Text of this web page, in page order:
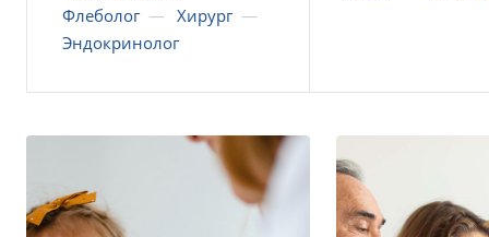
Флеболог — Хирург —
Эндокринолог